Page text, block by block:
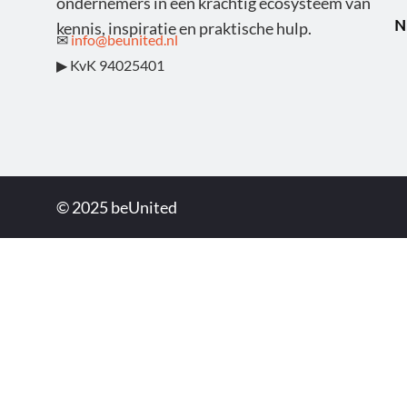
kennis, inspiratie en praktische hulp.
✉info@beunited.nl
▶ KvK 94025401
© 2025 beUnited